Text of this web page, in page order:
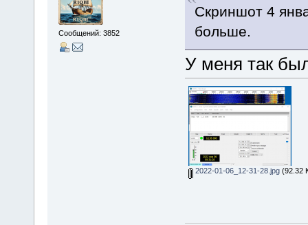
Сообщений: 3852
Скриншот 4
больше.
У меня так
2022-01-06_12-31-28.jpg(92.32